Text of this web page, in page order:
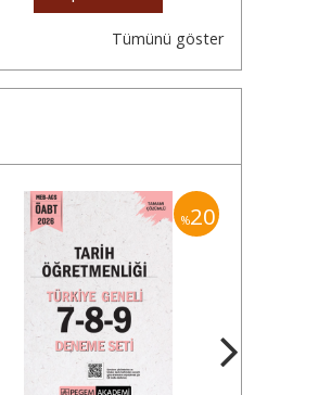
Tümünü göster
%20